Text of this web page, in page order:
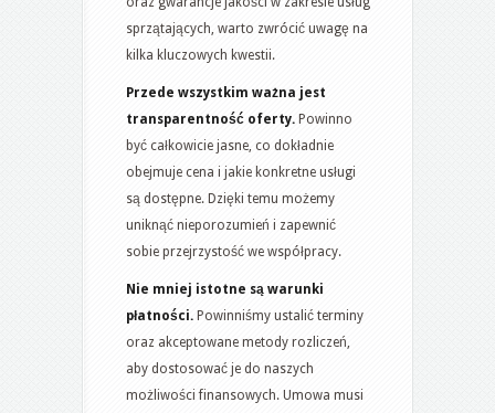
sprzątających, warto zwrócić uwagę na
kilka kluczowych kwestii.
Przede wszystkim ważna jest
transparentność oferty. Powinno
być całkowicie jasne, co dokładnie
obejmuje cena i jakie konkretne usługi
są dostępne. Dzięki temu możemy
uniknąć nieporozumień i zapewnić
sobie przejrzystość we współpracy.
Nie mniej istotne są warunki
płatności. Powinniśmy ustalić terminy
oraz akceptowane metody rozliczeń,
aby dostosować je do naszych
możliwości finansowych. Umowa musi